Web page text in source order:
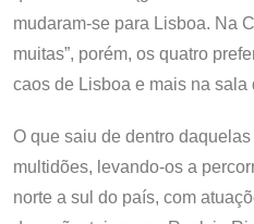
mudaram-se para Lisboa. Na
muitas”, porém, os quatro
caos de Lisboa e mais na sala
O que saiu de dentro
multidões, levando-os a
norte a sul do país, com